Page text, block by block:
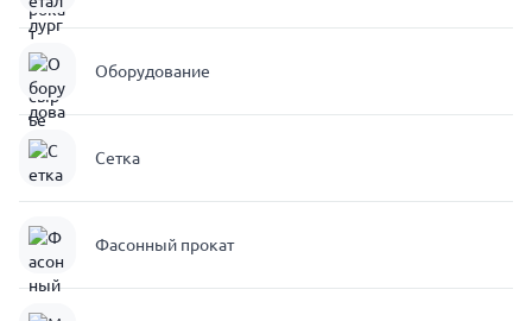
Оборудование
Сетка
Фасонный прокат